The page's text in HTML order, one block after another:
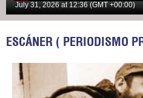
July 31, 2026 at 12:36 (GMT +00:00)
ESCÁNER ( PERIODISMO